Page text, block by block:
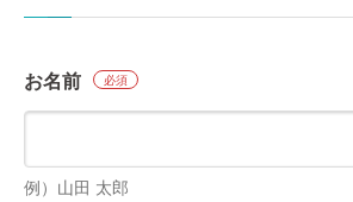
お名前 必須
例）山田 太郎